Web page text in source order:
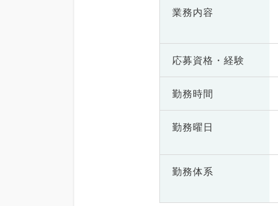
業務内容
応募資格・ 経験
勤務時間
勤務曜日
勤務体系